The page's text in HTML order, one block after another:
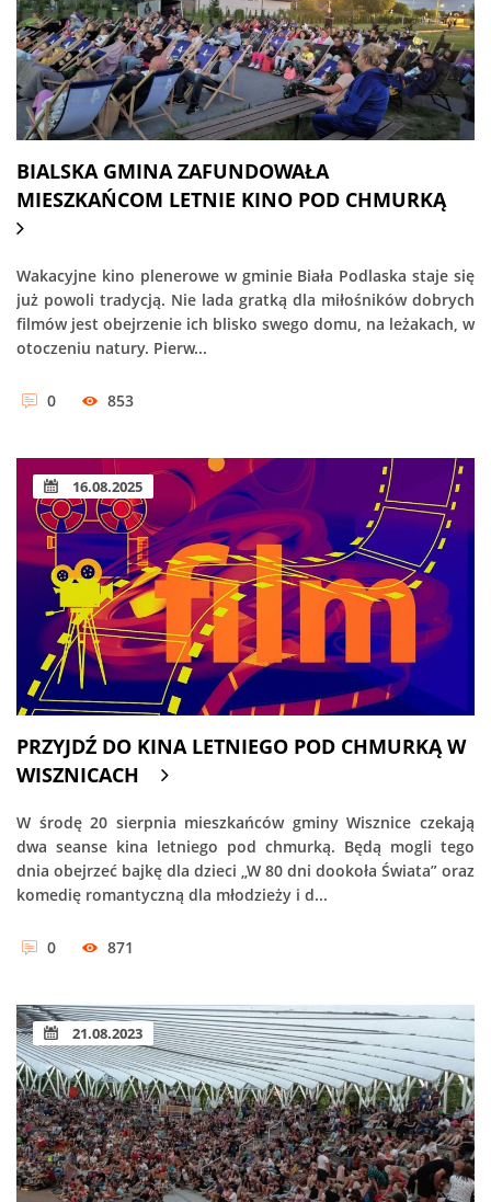
BIALSKA GMINA ZAFUNDOWAŁA
MIESZKAŃCOM LETNIE KINO POD CHMURKĄ
Wakacyjne kino plenerowe w gminie Biała Podlaska staje się
już powoli tradycją. Nie lada gratką dla miłośników dobrych
filmów jest obejrzenie ich blisko swego domu, na leżakach, w
otoczeniu natury. Pierw...
0 853
16.08.2025
PRZYJDŹ DO KINA LETNIEGO POD CHMURKĄ W
WISZNICACH
W środę 20 sierpnia mieszkańców gminy Wisznice czekają
dwa seanse kina letniego pod chmurką. Będą mogli tego
dnia obejrzeć bajkę dla dzieci „W 80 dni dookoła Świata” oraz
komedię romantyczną dla młodzieży i d...
0 871
21.08.2023